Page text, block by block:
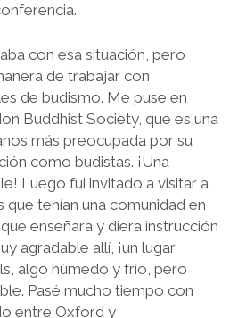
con esa situación, pero
de trabajar con
de budismo. Me puse en
Buddhist Society, que es una
más preocupada por su
como budistas. ¡Una
Luego fui invitado a visitar a
tenían una comunidad en
enseñara y diera instrucción
agradable allí, ¡un lugar
algo húmedo y frío, pero
Pasé mucho tiempo con
entre Oxford y